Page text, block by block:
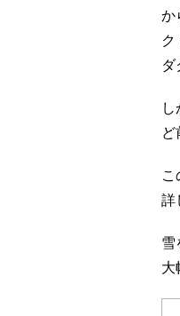
か
ク
ダ
ど
こ
詳
雪
大